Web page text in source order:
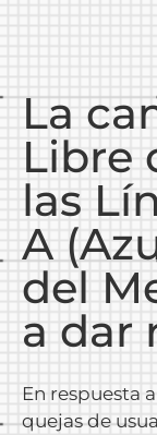
La
Libre
las
A
del
a dar
En respuesta
quejas de